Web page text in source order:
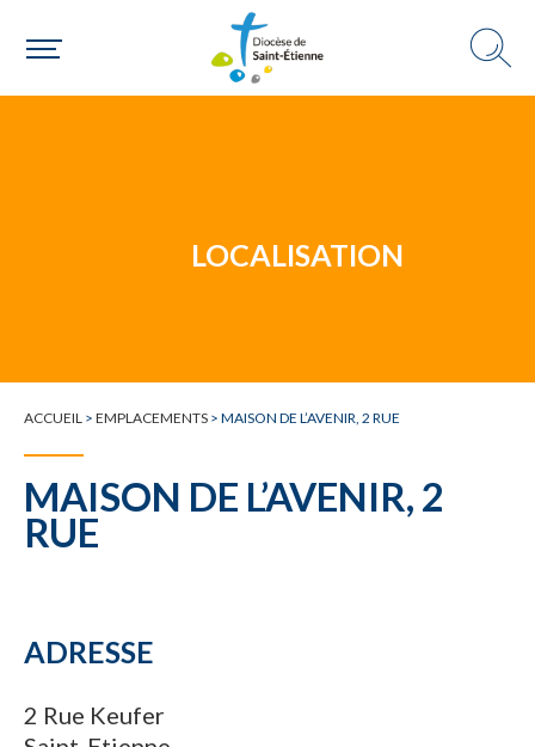
LOCALISATION
ACCUEIL > EMPLACEMENTS > MAISON DE L’AVENIR, 2 RUE
MAISON DE L’AVENIR, 2
RUE
ADRESSE
2 Rue Keufer